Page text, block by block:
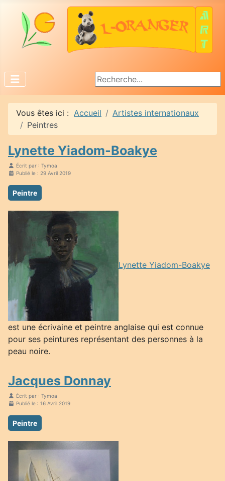
Rechercher
Vous êtes ici : Accueil
Artistes internationaux
Peintres
Lynette Yiadom-Boakye
Écrit par : Tymoa
Publié le : 29 Avril 2019
Peintre
Lynette Yiadom-Boakye
est une écrivaine et peintre anglaise qui est connue
pour ses peintures représentant des personnes à la
peau noire.
Jacques Donnay
Écrit par : Tymoa
Publié le : 16 Avril 2019
Peintre